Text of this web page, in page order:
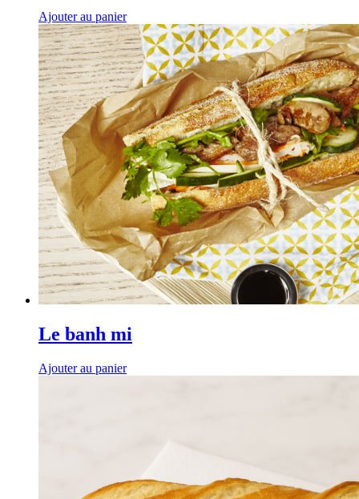
Ajouter au panier
Le banh mi
Ajouter au panier